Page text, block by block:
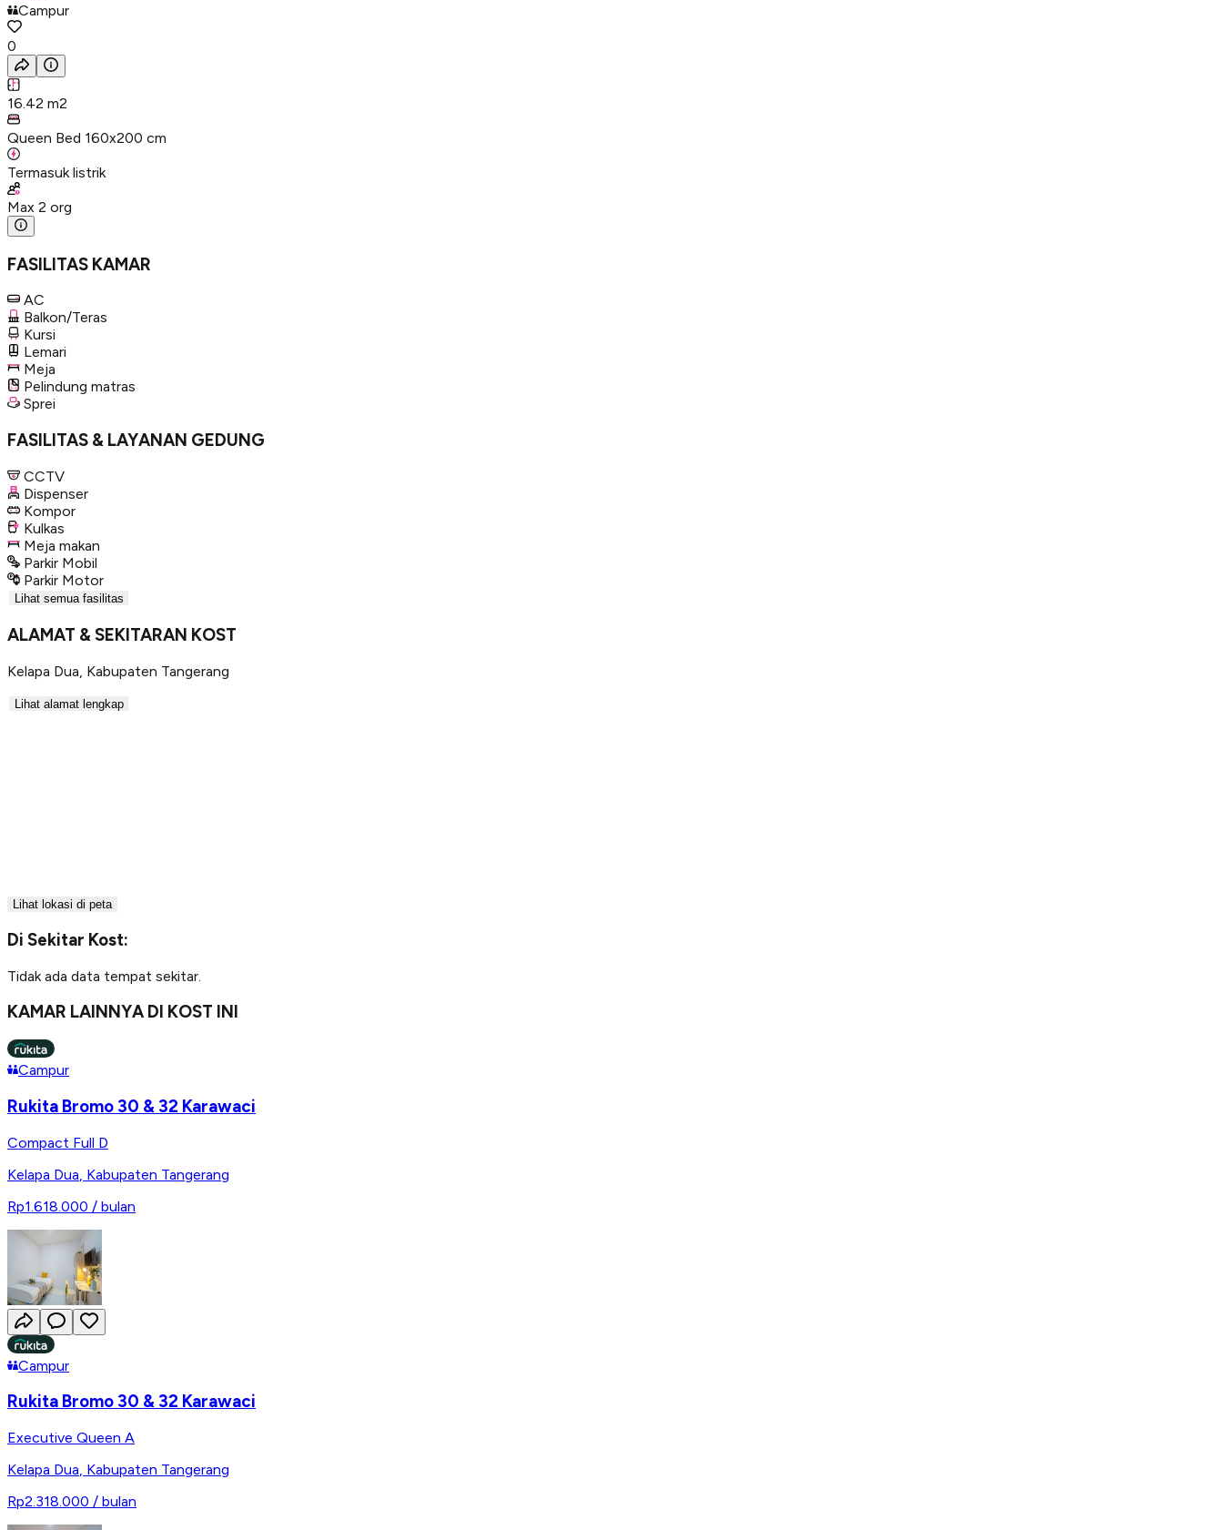
Campur
0
16.42 m2
Queen Bed 160x200 cm
Termasuk listrik
Max 2 org
FASILITAS KAMAR
AC
Balkon/Teras
Kursi
Lemari
Meja
Pelindung matras
Sprei
FASILITAS & LAYANAN GEDUNG
CCTV
Dispenser
Kompor
Kulkas
Meja makan
Parkir Mobil
Parkir Motor
Lihat semua fasilitas
ALAMAT & SEKITARAN KOST
Kelapa Dua Kabupaten Tangerang
Lihat alamat lengkap
Lihat lokasi di peta
Di Sekitar Kost:
Tidak ada data tempat sekitar.
KAMAR LAINNYA DI KOST INI
Campur
Rukita Bromo 30 & 32 Karawaci
Compact Full D
Kelapa Dua Kabupaten Tangerang
Rp1.618.000 / bulan
Campur
Rukita Bromo 30 & 32 Karawaci
Executive Queen A
Kelapa Dua, Kabupaten Tangerang
Rp2.318.000 / bulan